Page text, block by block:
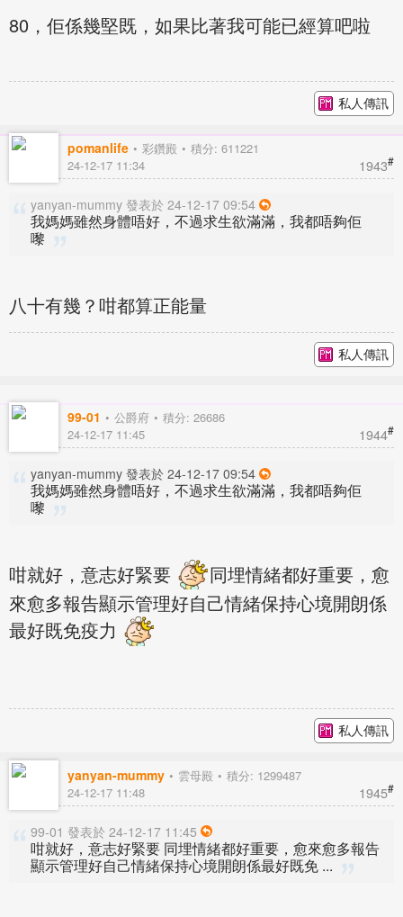
80，佢係幾堅既，如果比著我可能已經算吧啦
私人傳訊
pomanlife 彩鑽殿 積分: 611221
1943#
24-12-17 11:34
yanyan-mummy 發表於 24-12-17 09:54
我媽媽雖然身體唔好，不過求生欲滿滿，我都唔夠佢
嚟
八十有幾？咁都算正能量
私人傳訊
99-01 公爵府 積分: 26686
1944#
24-12-17 11:45
yanyan-mummy 發表於 24-12-17 09:54
我媽媽雖然身體唔好，不過求生欲滿滿，我都唔夠佢
嚟
咁就好，意志好緊要
同埋情緒都好重要，愈
來愈多報告顯示管理好自己情緒保持心境開朗係
最好既免疫力
私人傳訊
yanyan-mummy 雲母殿 積分: 1299487
1945#
24-12-17 11:48
99-01 發表於 24-12-17 11:45
咁就好，意志好緊要 同埋情緒都好重要，愈來愈多報告
顯示管理好自己情緒保持心境開朗係最好既免 ...